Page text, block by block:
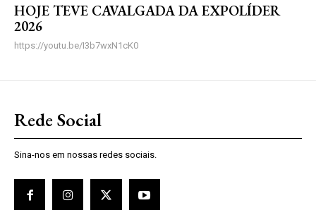
HOJE TEVE CAVALGADA DA EXPOLÍDER
2026
https://youtu.be/I3b7wxN1cK0
Rede Social
Sina-nos em nossas redes sociais.